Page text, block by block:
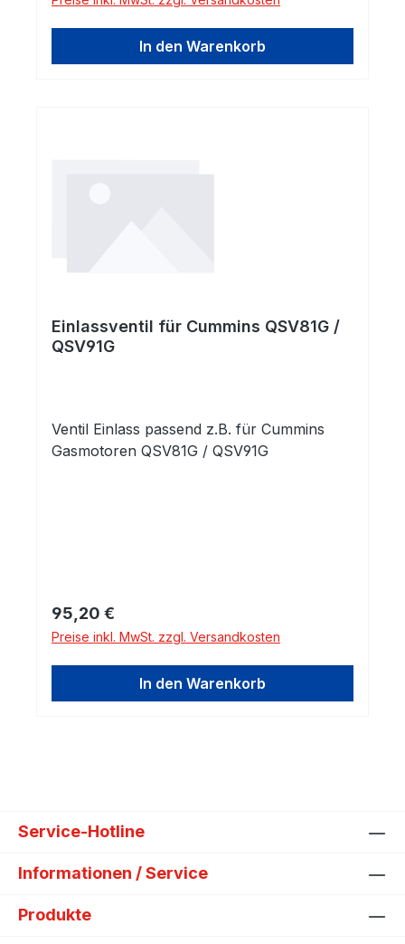
In den Warenkorb
Einlassventil für Cummins QSV81G /
QSV91G
Ventil Einlass passend z.B. für Cummins
Gasmotoren QSV81G / QSV91G
Regulärer Preis:
95,20 €
Preise inkl. MwSt. zzgl. Versandkosten
In den Warenkorb
Service-Hotline
Informationen / Service
Produkte